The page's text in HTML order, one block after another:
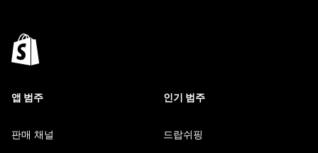
앱 범주
판매 채널
인기 범주
드랍쉬핑